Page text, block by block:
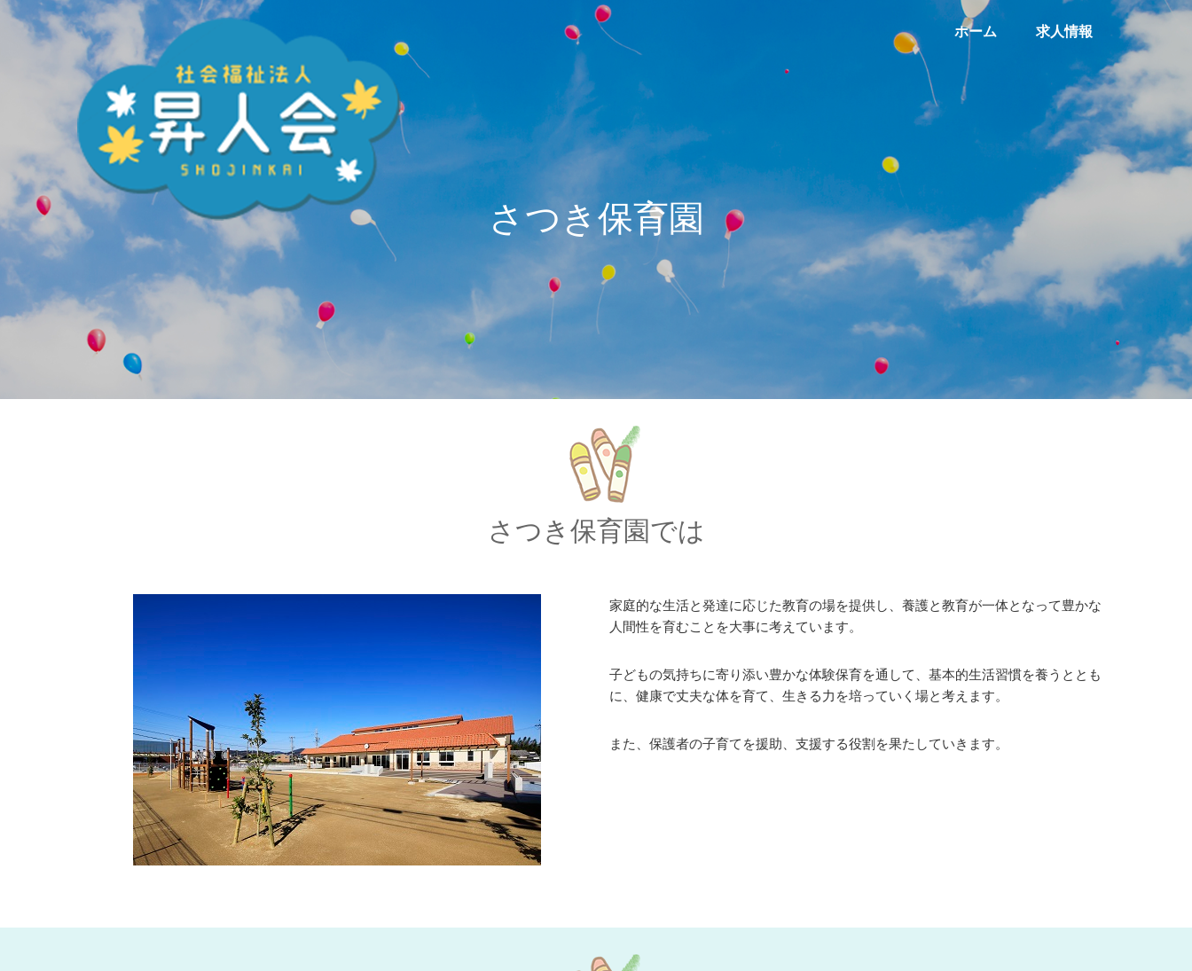
ホーム 求人情報
さつき保育園
さつき保育園では
家庭的な生活と発達に応じた教育の場を提供し、養護と教育が一体となって豊かな
人間性を育むことを大事に考えています。
子どもの気持ちに寄り添い豊かな体験保育を通して、基本的生活習慣を養うととも
に、健康で丈夫な体を育て、生きる力を培っていく場と考えます。
また、保護者の子育てを援助、支援する役割を果たしていきます。